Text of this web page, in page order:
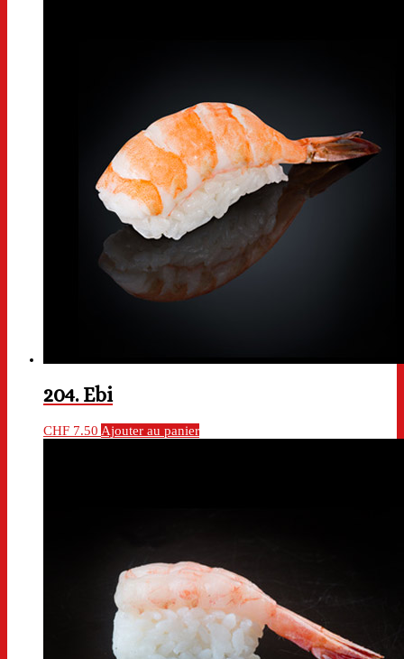
204. Ebi
CHF 7.50 Ajouter au panier